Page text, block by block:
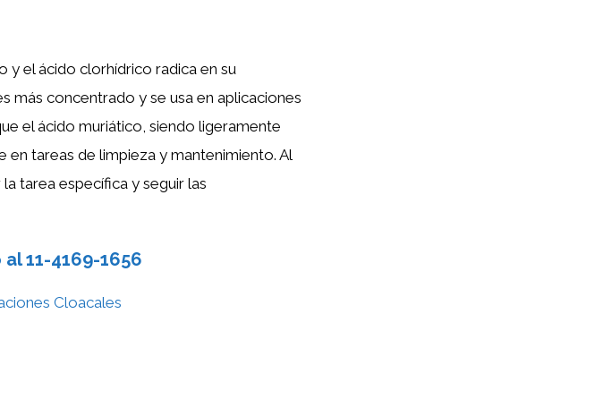
y el ácido clorhídrico radica en su
más concentrado y se usa en aplicaciones
el ácido muriático, siendo ligeramente
tareas de limpieza y mantenimiento. Al
tarea específica y seguir las
11-4169-1656
Cloacales